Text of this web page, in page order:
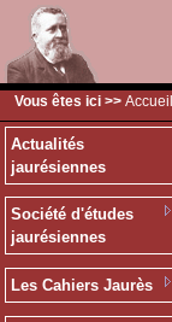
Vous êtes ici >> Accueil
Actualités
jaurésiennes
Société d'études
jaurésiennes
Les Cahiers Jaurès